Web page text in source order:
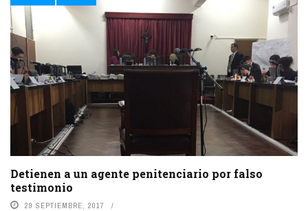
Detienen a un agente penitenciario por falso
testimonio
29 SEPTIEMBRE, 2017